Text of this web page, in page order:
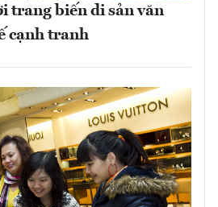
trang biến di sản văn
cạnh tranh